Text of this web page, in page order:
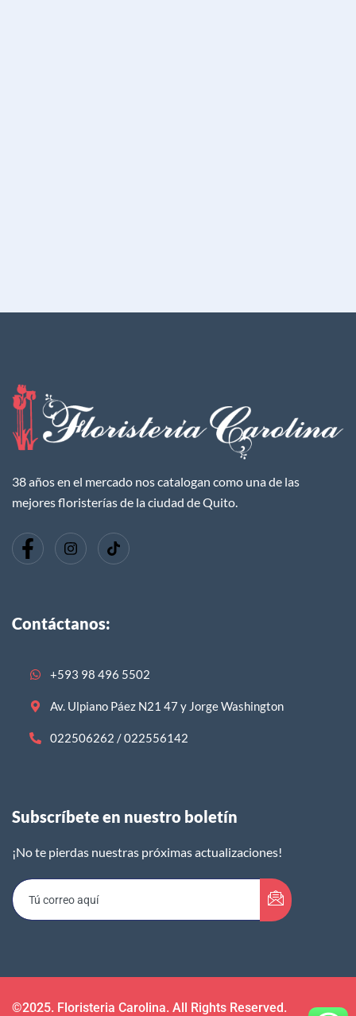
38 años en el mercado nos catalogan como una de las
mejores floristerías de la ciudad de Quito.
Contáctanos:
+593 98 496 5502
Av. Ulpiano Páez N21 47 y Jorge Washington
022506262 / 022556142
Subscríbete en nuestro boletín​
¡No te pierdas nuestras próximas actualizaciones!
©2025. Floristeria Carolina. All Rights Reserved.